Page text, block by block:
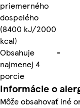
priemerného
dospelého
(8400 kJ/2000
kcal)
Obsahuje
najmenej 4
porcie
-
Informácie o
Môže obsahovať iné